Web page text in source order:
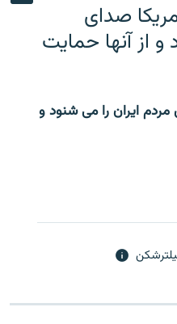
صدای
از آنها حمایت
ایران را می شنود و